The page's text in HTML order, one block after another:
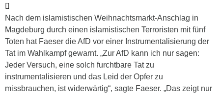
Nach dem islamistischen Weihnachtsmarkt-Anschlag in
Magdeburg durch einen islamistischen Terroristen mit fünf
Toten hat Faeser die AfD vor einer Instrumentalisierung der
Tat im Wahlkampf gewarnt. „Zur AfD kann ich nur sagen:
Jeder Versuch, eine solch furchtbare Tat zu
instrumentalisieren und das Leid der Opfer zu
missbrauchen, ist widerwärtig“, sagte Faeser. „Das zeigt nur